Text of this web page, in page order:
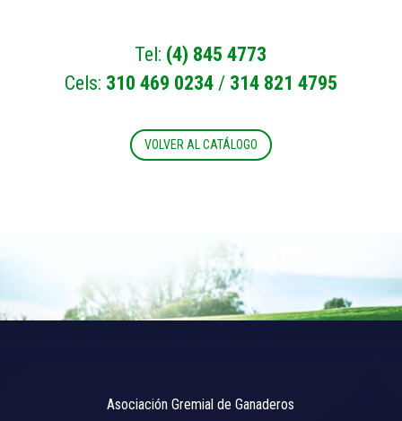
Tel: (4) 845 4773
Cels: 310 469 0234/ 314 821 4795
VOLVER AL CATÁLOGO
Asociación Gremial de Ganaderos